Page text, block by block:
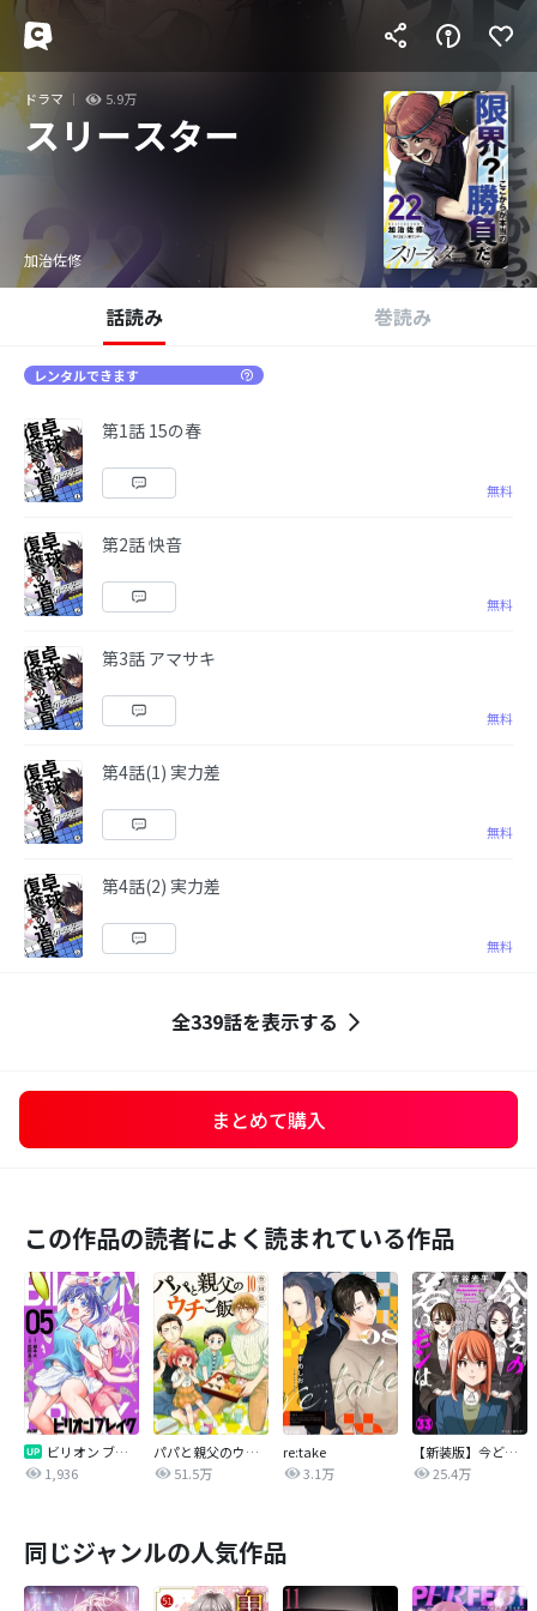
ドラマ 5.9万
スリースター
加治佐修
話読み 巻読み
レンタルできます
第1話 15の春
無料
第2話 快音
無料
第3話 アマサキ
無料
第4話(1) 実力差
無料
第4話(2) 実力差
無料
全339話を表示する
まとめて購入
この作品の読者によく読まれている作品
ビリオン ブレイク
1,936
パパと親父のウチご飯
51.5万
re:take
3.1万
【新装版】今どきの若いモンは
25.4万
同じジャンルの人気作品